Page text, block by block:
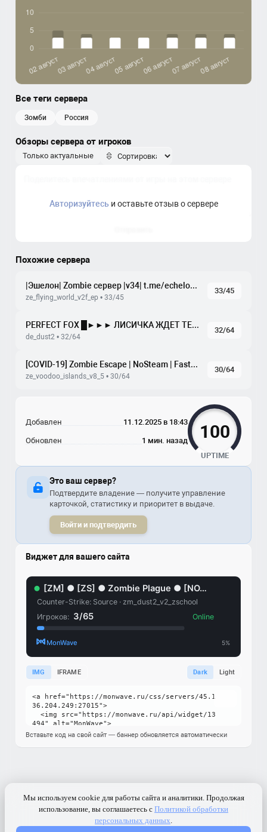
Все теги сервера
зомби россия
Обзоры сервера от игроков
Только актуальные
Авторизуйтесьи оставьте отзыв о сервере
Похожие сервера
|Эшелон| Zombie сервер |v34| t.me/echelonproject |
ze_flying_world_v2f_ep • 33/45
33/45
PERFECT FOX █►►► ЛИCИЧKA ЖДET TEБЯ ◄◄◄█
de_dust2 • 32/64
32/64
[COVID-19] Zombie Escape | NoSteam | FastDL
ze_voodoo_islands_v8_5 • 30/64
30/64
Добавлен 11.12.2025 в 18:43
Обновлен 1 мин. назад 100
UPTIME
Это ваш сервер?
Подтвердите владение — получите управление
карточкой, статистику и приоритет в выдаче.
Войти и подтвердить
Виджет для вашего сайта
IMG IFRAME Dark Light
Вставьте код на свой сайт — баннер обновляется автоматически